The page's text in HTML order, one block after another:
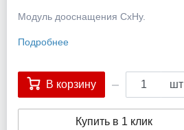
Модуль дооснащения СхНу.
Подробнее
В корзину шт
Купить в 1 клик